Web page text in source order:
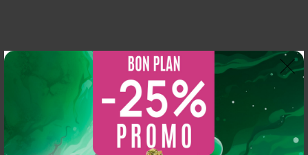
So CBD
Basé sur 216 avis
powered by
o e
Thomas Arper
2 years ago
Magasin au top, bonne variété et vendeur généreux
N'hésitez pas à y aller vous y trouverez de qualité